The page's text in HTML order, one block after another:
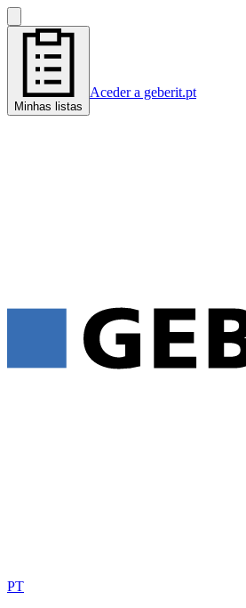
Minhas listas
Aceder a geberit.pt
PT